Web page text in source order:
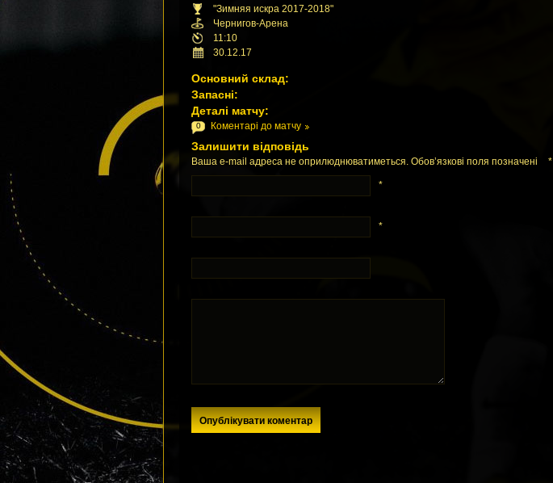
"Зимняя искра 2017-2018"
Чернигов-Арена
11:10
30.12.17
Основний склад:
Запасні:
Деталі матчу:
0 Коментарі до матчу
Залишити відповідь
Ваша e-mail адреса не оприлюднюватиметься. Обов’язкові поля позначені *
*
*